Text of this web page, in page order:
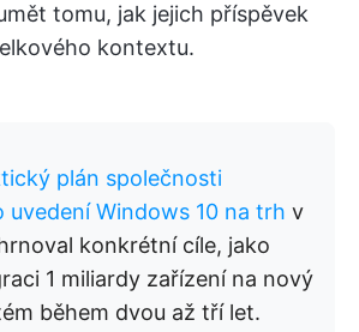
tomu, jak jejich příspěvek
kontextu.
plán společnosti
Windows 10 na trh v
konkrétní cíle, jako
1 miliardy zařízení na nový
během dvou až tří let.